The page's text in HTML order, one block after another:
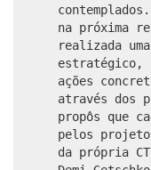
na próxima
realizada
estratégico,
ações
através dos
propôs que
pelos
da própria